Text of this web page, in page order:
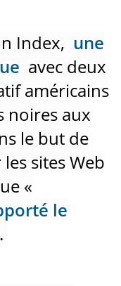
Index, une
avec deux
américains
noires aux
le but de
sites Web
«
le
.